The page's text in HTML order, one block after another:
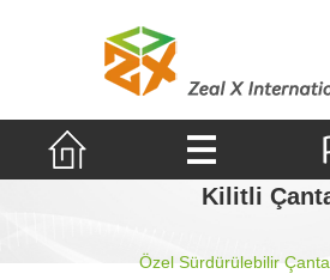
Kilitli
Özel Sürdürülebilir Çanta